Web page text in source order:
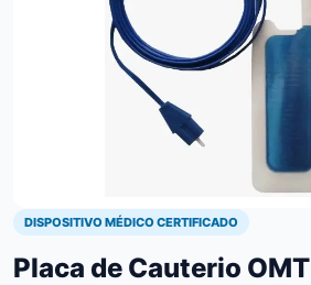
DISPOSITIVO MÉDICO CERTIFICADO
Placa de Cauterio OMT